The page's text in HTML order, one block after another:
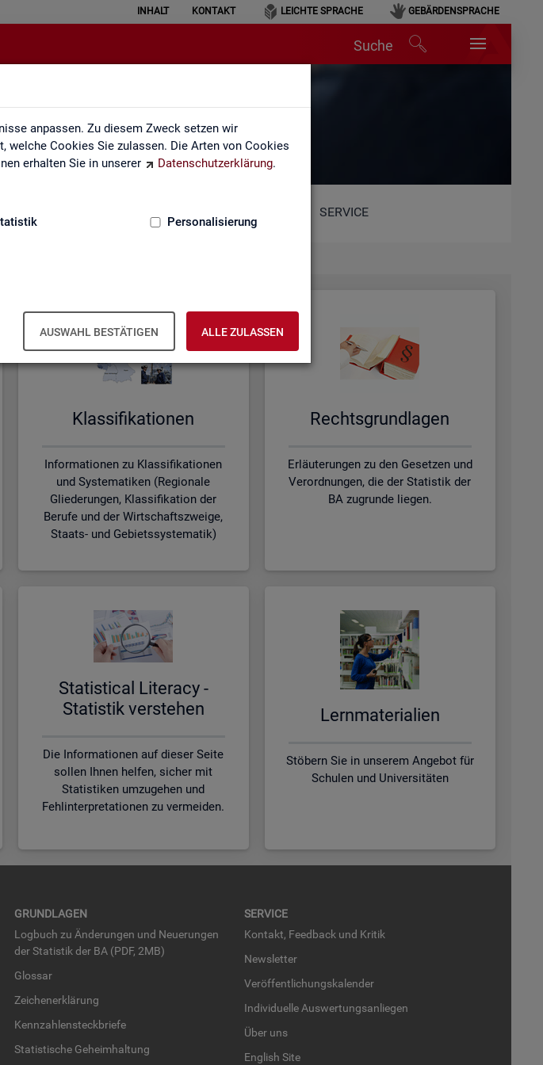
anpassen. Zu diesem Zweck setzen wir
welche Cookies Sie zulassen. Die Arten von Cookies
erhalten Sie in unserer
Datenschutzerklärung.
Personalisierung
AUSWAHL BESTÄTIGEN ALLE ZULASSEN
INHALT KONTAKT LEICHTE SPRACHE GEBÄRDENSPRACHE
Suche
SERVICE
Klas­si­fi­ka­tio­nen
Informationen zu Klassifikationen
und Systematiken (Regionale
Gliederungen, Klassifikation der
Berufe und der Wirtschaftszweige,
Staats- und Gebietssystematik)
Rechts­grund­la­gen
Erläuterungen zu den Gesetzen und
Verordnungen, die der Statistik der
BA zugrunde liegen.
Sta­ti­s­ti­cal Li­te­r­acy -
Sta­tis­tik ver­ste­hen
Die Informationen auf dieser Seite
sollen Ihnen helfen, sicher mit
Statistiken umzugehen und
Fehlinterpretationen zu vermeiden.
Lern­ma­te­ria­li­en
Stöbern Sie in unserem Angebot für
Schulen und Universitäten
GRUND­LA­GEN
Log­buch zu Än­de­run­gen und Neue­run­gen
der Sta­tis­tik der BA (PDF, 2MB)
Glos­sar
Zei­chen­er­klä­rung
Kenn­zah­len­steck­brie­fe
Sta­tis­ti­sche Ge­heim­hal­tung
SER­VICE
Kon­takt, Feed­back und Kri­tik
News­let­ter
Ver­öf­fent­li­chungs­ka­len­der
In­di­vi­du­el­le Aus­wer­tungs­an­lie­gen
Über uns
English Site